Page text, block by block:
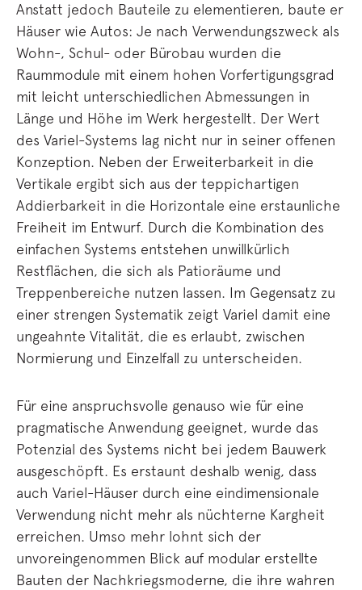
Anstatt jedoch Bauteile zu elementieren, baute er
Häuser wie Autos: Je nach Verwendungszweck als
Wohn-, Schul- oder Bürobau wurden die
Raummodule mit einem hohen Vorfertigungsgrad
mit leicht unterschiedlichen Abmessungen in
Länge und Höhe im Werk hergestellt. Der Wert
des Variel-Systems lag nicht nur in seiner offenen
Konzeption. Neben der Erweiterbarkeit in die
Vertikale ergibt sich aus der teppichartigen
Addierbarkeit in die Horizontale eine erstaunliche
Freiheit im Entwurf. Durch die Kombination des
einfachen Systems entstehen unwillkürlich
Restflächen, die sich als Patioräume und
Treppenbereiche nutzen lassen. Im Gegensatz zu
einer strengen Systematik zeigt Variel damit eine
ungeahnte Vitalität, die es erlaubt, zwischen
Normierung und Einzelfall zu unterscheiden.
Für eine anspruchsvolle genauso wie für eine
pragmatische Anwendung geeignet, wurde das
Potenzial des Systems nicht bei jedem Bauwerk
ausgeschöpft. Es erstaunt deshalb wenig, dass
auch Variel-Häuser durch eine eindimensionale
Verwendung nicht mehr als nüchterne Kargheit
erreichen. Umso mehr lohnt sich der
unvoreingenommen Blick auf modular erstellte
Bauten der Nachkriegsmoderne, die ihre wahren